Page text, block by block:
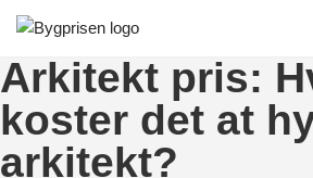
Spring
til
indhold
Arkitekt pris:
koster det at
arkitekt?